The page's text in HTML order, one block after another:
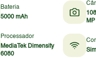
Bateria
5000 mAh
MP
Processador
MediaTek Dimensity
6080
Sim